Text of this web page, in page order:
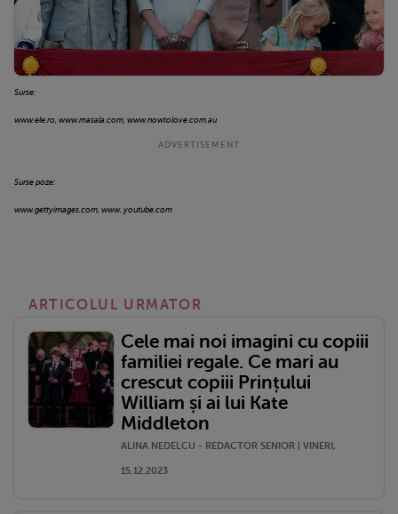
Surse:
www.ele.ro, www.masala.com, www.nowtolove.com.au
Surse poze:
www.gettyimages.com, www. youtube.com
ARTICOLUL URMATOR
Cele mai noi imagini cu copiii
familiei regale. Ce mari au
crescut copiii Prințului
William și ai lui Kate
Middleton
ALINA NEDELCU - REDACTOR SENIOR | VINERI,
15.12.2023